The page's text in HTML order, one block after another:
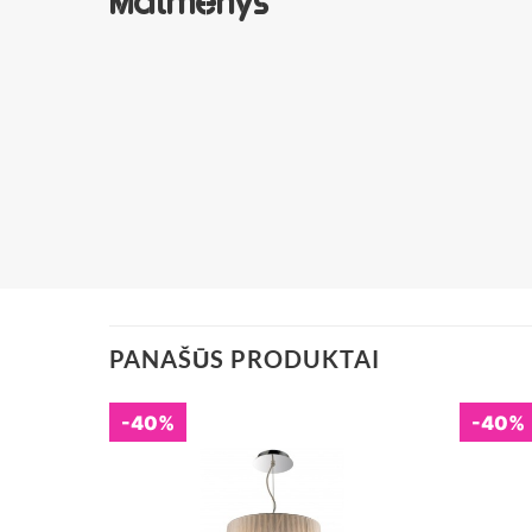
Matmenys
PANAŠŪS PRODUKTAI
-40% -40%